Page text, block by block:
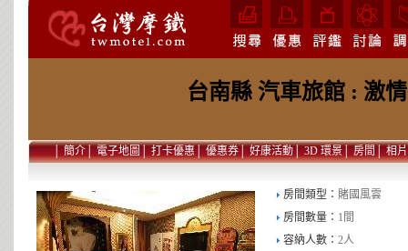
台南縣 汽車旅館 : 激
│簡介│電子地圖│打卡優惠│優惠券│好康活動│3D 環景│房間│相片
房間類型： 賭國風雲
房間數量： 1間
容納人數： 2人